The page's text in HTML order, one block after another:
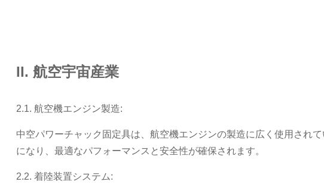
II. 航空宇宙産業
2.1. 航空機エンジン製造:
中空パワーチャック固定具は、航空機エンジンの製造に広く使用され
になり、最適なパフォーマンスと安全性が確保されます。
2.2. 着陸装置システム: